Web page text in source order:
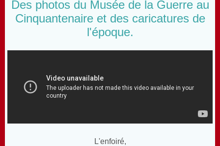
Des photos du Musée de la Guerre au
Cinquantenaire et des caricatures de
l'époque.
L'enfoiré,